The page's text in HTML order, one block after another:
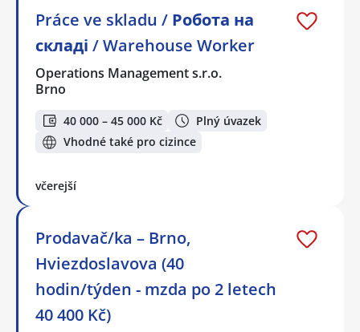
Práce ve skladu / Робота на
складі / Warehouse Worker
Operations Management s.r.o.
Brno
40 000 – 45 000 Kč
Plný úvazek
Vhodné také pro cizince
včerejší
Prodavač/ka – Brno,
Hviezdoslavova (40
hodin/týden - mzda po 2 letech
40 400 Kč)